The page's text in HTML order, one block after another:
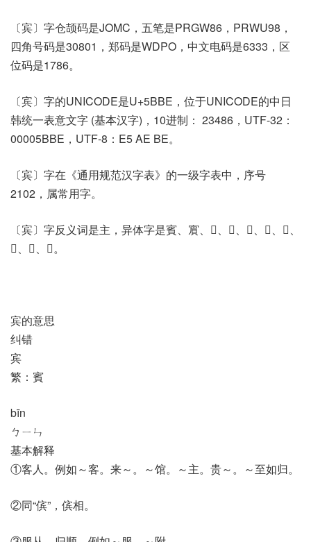
〔宾〕字仓颉码是JOMC，五笔是PRGW86，PRWU98，
四角号码是30801，郑码是WDPO，中文电码是6333，区
位码是1786。
〔宾〕字的UNICODE是U+5BBE，位于UNICODE的中日
韩统一表意文字 (基本汉字)，10进制： 23486，UTF-32：
00005BBE，UTF-8：E5 AE BE。
〔宾〕字在《通用规范汉字表》的一级字表中，序号
2102，属常用字。
〔宾〕字反义词是主，异体字是賓、賔、𡧼、𡪛、𡫅、𤍘、𥦎、
𥧨、𧶉、𧶎。
宾的意思
纠错
宾
繁：賓
bīn
ㄅㄧㄣ
基本解释
①客人。例如～客。来～。～馆。～主。贵～。～至如归。
②同“傧”，傧相。